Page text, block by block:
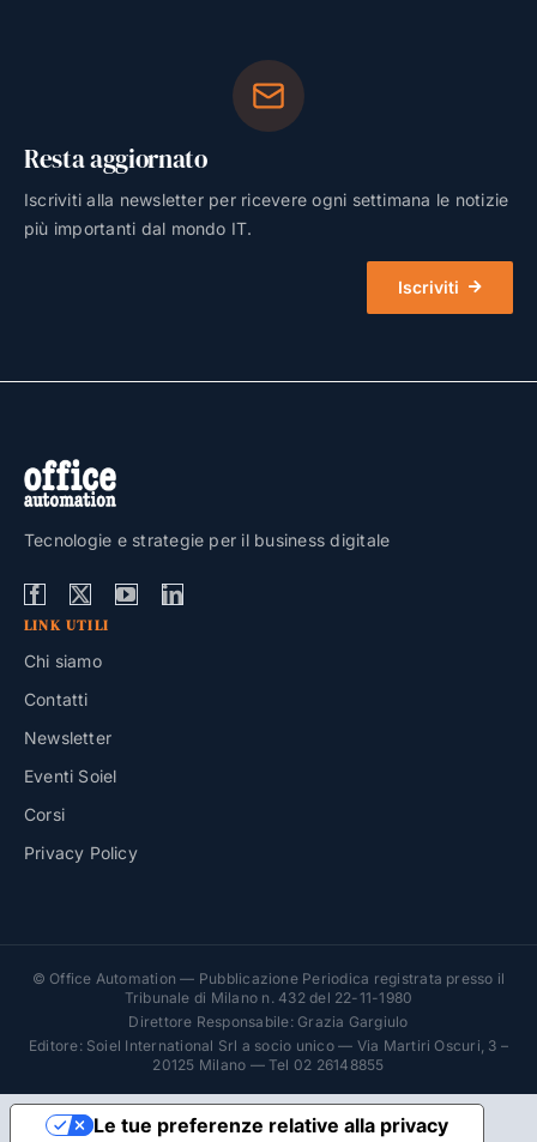
Resta aggiornato
Iscriviti alla newsletter per ricevere ogni settimana le notizie
più importanti dal mondo IT.
Iscriviti
Tecnologie e strategie per il business digitale
LINK UTILI
Chi siamo
Contatti
Newsletter
Eventi Soiel
Corsi
Privacy Policy
© Office Automation — Pubblicazione Periodica registrata presso il
Tribunale di Milano n. 432 del 22-11-1980
Direttore Responsabile: Grazia Gargiulo
Editore: Soiel International Srl a socio unico — Via Martiri Oscuri, 3 –
20125 Milano — Tel 02 26148855
Le tue preferenze relative alla privacy